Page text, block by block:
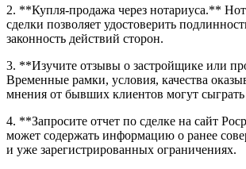
2. **Купля-продажа через нотариуса.**
сделки позволяет удостоверить
законность действий сторон.
3. **Изучите отзывы о застройщике или
Временные рамки, условия, качества
мнения от бывших клиентов могут
4. **Запросите отчет по сделке на сайт
может содержать информацию о ранее
и уже зарегистрированных ограничениях.